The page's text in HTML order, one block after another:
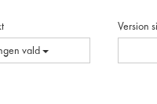
vald
Version